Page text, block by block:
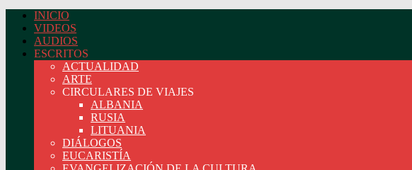
Página oficial del Padre Carlos Buela, IVE
INICIO
VIDEOS
AUDIOS
ESCRITOS
ACTUALIDAD
ARTE
CIRCULARES DE VIAJES
ALBANIA
RUSIA
LITUANIA
DIÁLOGOS
EUCARISTÍA